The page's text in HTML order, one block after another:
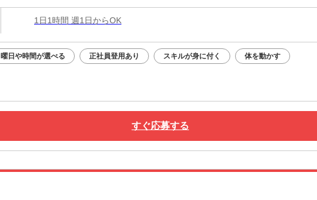
1日1時間 週1日からOK
曜日や時間が選べる 正社員登用あり スキルが身に付く 体を動かす
すぐ応募する